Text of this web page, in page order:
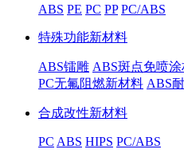
ABS PE PC PP PC/ABS
特殊功能新材料
ABS镭雕 ABS斑点免喷
PC无氟阻燃新材料 ABS
合成改性新材料
PC ABS HIPS PC/ABS